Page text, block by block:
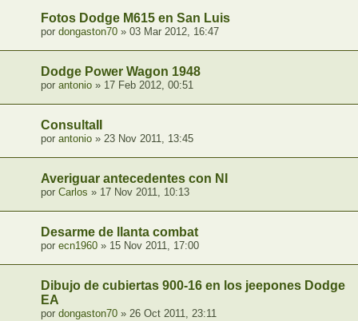
Fotos Dodge M615 en San Luis
por dongaston70 » 03 Mar 2012, 16:47
Dodge Power Wagon 1948
por antonio » 17 Feb 2012, 00:51
ConsultaII
por antonio » 23 Nov 2011, 13:45
Averiguar antecedentes con NI
por Carlos » 17 Nov 2011, 10:13
Desarme de llanta combat
por ecn1960 » 15 Nov 2011, 17:00
Dibujo de cubiertas 900-16 en los jeepones Dodge
EA
por dongaston70 » 26 Oct 2011, 23:11